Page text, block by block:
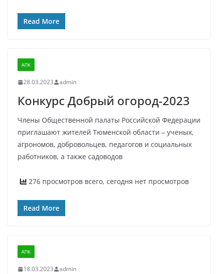
Read More
АПК
28.03.2023 admin
Конкурс Добрый огород-2023
Члены Общественной палаты Российской Федерации
приглашают жителей Тюменской области – ученых,
агрономов, добровольцев, педагогов и социальных
работников, а также садоводов
276 просмотров всего, сегодня нет просмотров
Read More
АПК
18.03.2023 admin